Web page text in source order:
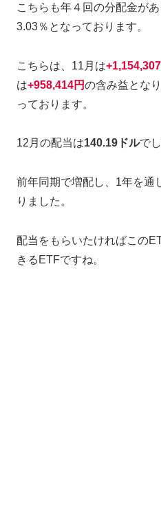
こちらも年４回の分配金が
3.03％となっております。
こちらは、11月は+
は+958,414円の含み益とな
っております。
12月の配当は140.19ドルでし
前年同期で増配し、1年を通
りました。
配当をもらいたければこの
きるETFですね。